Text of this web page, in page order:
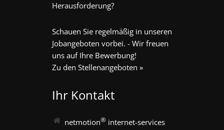
Herausforderung?
Schauen Sie regelmäßig in unseren
Jobangeboten vorbei. - Wir freuen
uns auf Ihre Bewerbung!
Zu den Stellenangeboten »
Ihr Kontakt
netmotion® internet-services